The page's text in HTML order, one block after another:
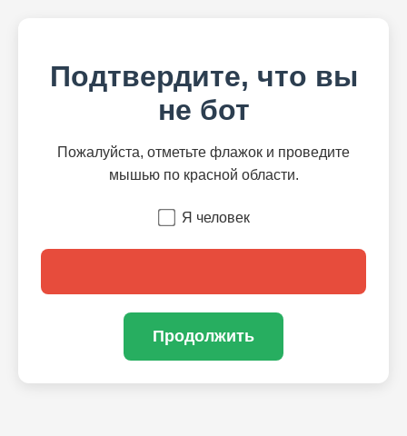
Подтвердите, что вы
не бот
Пожалуйста, отметьте флажок и проведите
мышью по красной области.
Я человек
Продолжить